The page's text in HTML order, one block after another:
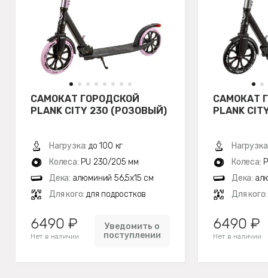
САМОКАТ ГОРОДСКОЙ
PLANK CITY 230 (РОЗОВЫЙ)
Нагрузка: до 100 кг
Колеса: PU 230/205 мм
Дека: алюминий 56,5х15 см
Для кого: для подростков
6490 ₽
Нет в наличии
Уведомить о
поступлении
САМОКАТ
PLANK
Колеса:
Дека:
Для кого:
6490 ₽
Нет в наличии